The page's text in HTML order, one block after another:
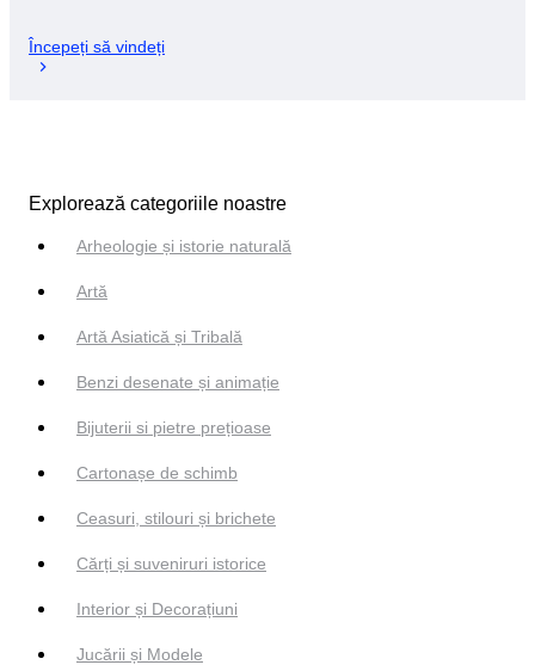
Începeți să vindeți
Explorează categoriile noastre
Arheologie și istorie naturală
Artă
Artă Asiatică și Tribală
Benzi desenate și animație
Bijuterii si pietre prețioase
Cartonașe de schimb
Ceasuri, stilouri și brichete
Cărți și suveniruri istorice
Interior și Decorațiuni
Jucării și Modele